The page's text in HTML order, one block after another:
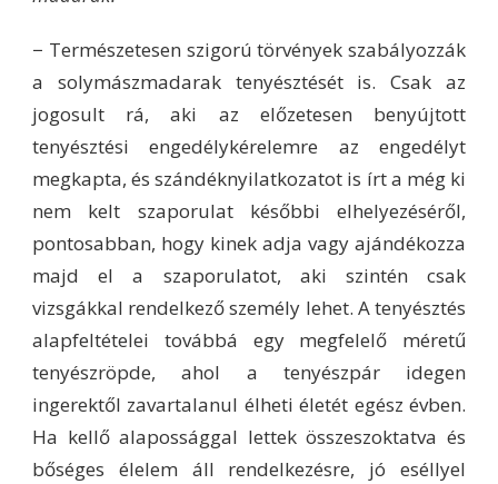
− Természetesen szigorú törvények szabályozzák
a solymászmadarak tenyésztését is. Csak az
jogosult rá, aki az előzetesen benyújtott
tenyésztési engedélykérelemre az engedélyt
megkapta, és szándéknyilatkozatot is írt a még ki
nem kelt szaporulat későbbi elhelyezéséről,
pontosabban, hogy kinek adja vagy ajándékozza
majd el a szaporulatot, aki szintén csak
vizsgákkal rendelkező személy lehet. A tenyésztés
alapfeltételei továbbá egy megfelelő méretű
tenyészröpde, ahol a tenyészpár idegen
ingerektől zavartalanul élheti életét egész évben.
Ha kellő alapossággal lettek összeszoktatva és
bőséges élelem áll rendelkezésre, jó eséllyel